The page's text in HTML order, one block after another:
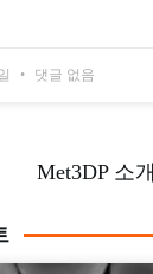
댓글 없음
Met3DP 소개